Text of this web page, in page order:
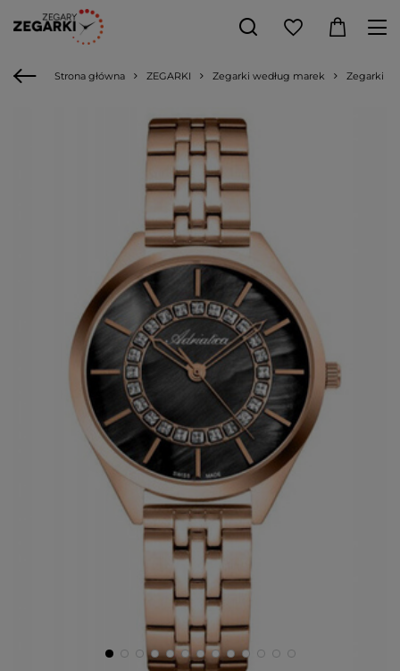
Strona główna ZEGARKI Zegarki według marek Zegarki